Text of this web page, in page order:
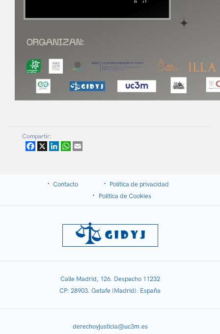
Compartir:
Facebook
X LinkedInWhatsApp
Contacto
Política de privacidad
Política de Cookies
Calle Madrid, 126. Despacho 11232
CP: 28903. Getafe (Madrid). España
derechoyjusticia@uc3m.es